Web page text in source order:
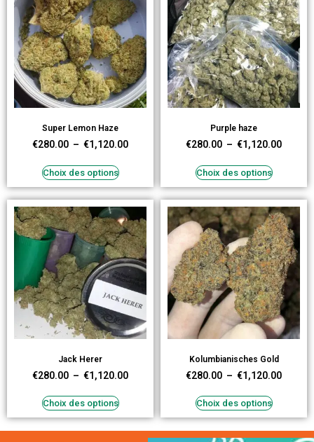
Super Lemon Haze
€280.00 – €1,120.00
Choix des options
Purple haze
€280.00 – €1,120.00
Choix des options
Jack Herer
€280.00 – €1,120.00
Choix des options
Kolumbianisches Gold
€280.00 – €1,120.00
Choix des options